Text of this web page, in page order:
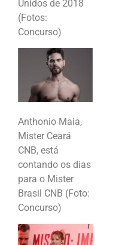
Unidos de 2018
(Fotos:
Concurso)
Anthonio Maia,
Mister Ceará
CNB, está
contando os dias
para o Mister
Brasil CNB (Foto:
Concurso)